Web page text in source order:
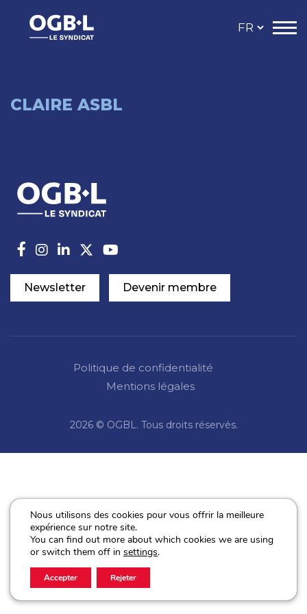
CLAIRE ASBL
Newsletter Devenir membre
Politique de confidentialité
Mentions légales
2026 © OGBL. Tous droits réservés.
Nous utilisons des cookies pour vous offrir la meilleure
expérience sur notre site.
You can find out more about which cookies we are using
or switch them off in settings.
Accepter Rejeter